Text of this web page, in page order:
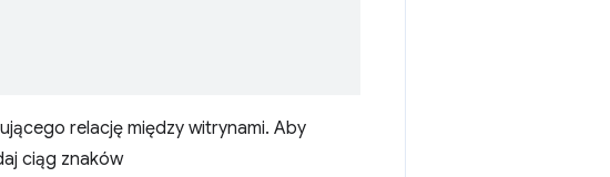
relację między witrynami. Aby
ciąg znaków